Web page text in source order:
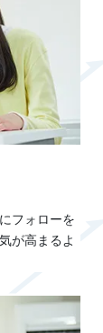
フォローを
が高まるよ